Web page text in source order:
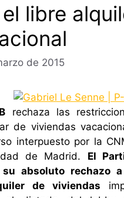
libre
de 2015
rechaza las
de viviendas
interpuesto por la
de Madrid. El
su absoluto rechazo
de viviendas